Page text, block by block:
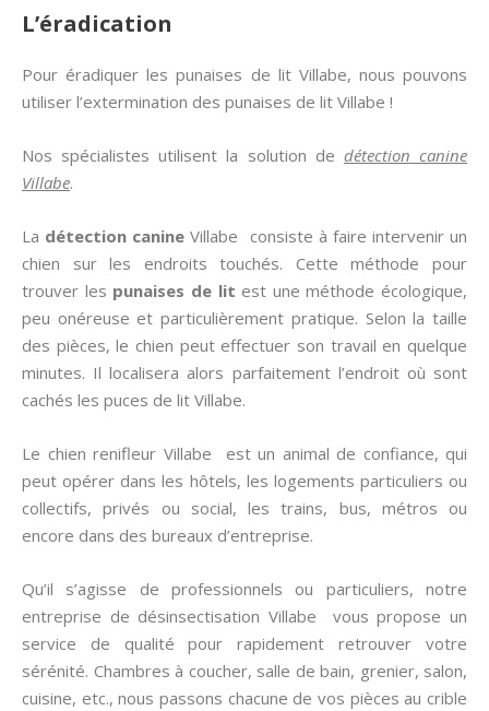
L’éradication
Pour éradiquer les punaises de lit Villabe, nous pouvons
utiliser l’extermination des punaises de lit Villabe !
Nos spécialistes utilisent la solution de détection canine
Villabe.
La détection canine Villabe consiste à faire intervenir un
chien sur les endroits touchés. Cette méthode pour
trouver les punaises de lit est une méthode écologique,
peu onéreuse et particulièrement pratique. Selon la taille
des pièces, le chien peut effectuer son travail en quelque
minutes. Il localisera alors parfaitement l’endroit où sont
cachés les puces de lit Villabe.
Le chien renifleur Villabe est un animal de confiance, qui
peut opérer dans les hôtels, les logements particuliers ou
collectifs, privés ou social, les trains, bus, métros ou
encore dans des bureaux d’entreprise.
Qu’il s’agisse de professionnels ou particuliers, notre
entreprise de désinsectisation Villabe vous propose un
service de qualité pour rapidement retrouver votre
sérénité. Chambres à coucher, salle de bain, grenier, salon,
cuisine, etc., nous passons chacune de vos pièces au crible